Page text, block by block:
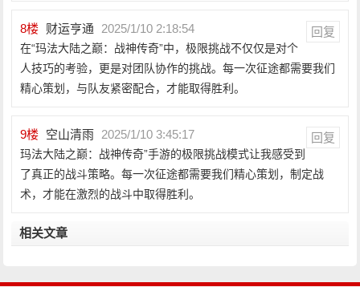
8楼 财运亨通 2025/1/10 2:18:54 回复
在“玛法大陆之巅：战神传奇”中，极限挑战不仅仅是对个
人技巧的考验，更是对团队协作的挑战。每一次征途都需要我们
精心策划，与队友紧密配合，才能取得胜利。
9楼 空山清雨 2025/1/10 3:45:17 回复
玛法大陆之巅：战神传奇”手游的极限挑战模式让我感受到
了真正的战斗策略。每一次征途都需要我们精心策划，制定战
术，才能在激烈的战斗中取得胜利。
相关文章